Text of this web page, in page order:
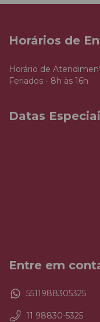
Horários de
Horário de
Feriados - 8h às 16h
Datas
Entre em
5511988305325
11 98830-5325